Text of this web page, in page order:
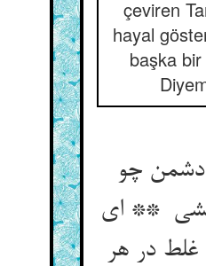
çeviren
hayal
başka
دشمن چو
** ای
در هر